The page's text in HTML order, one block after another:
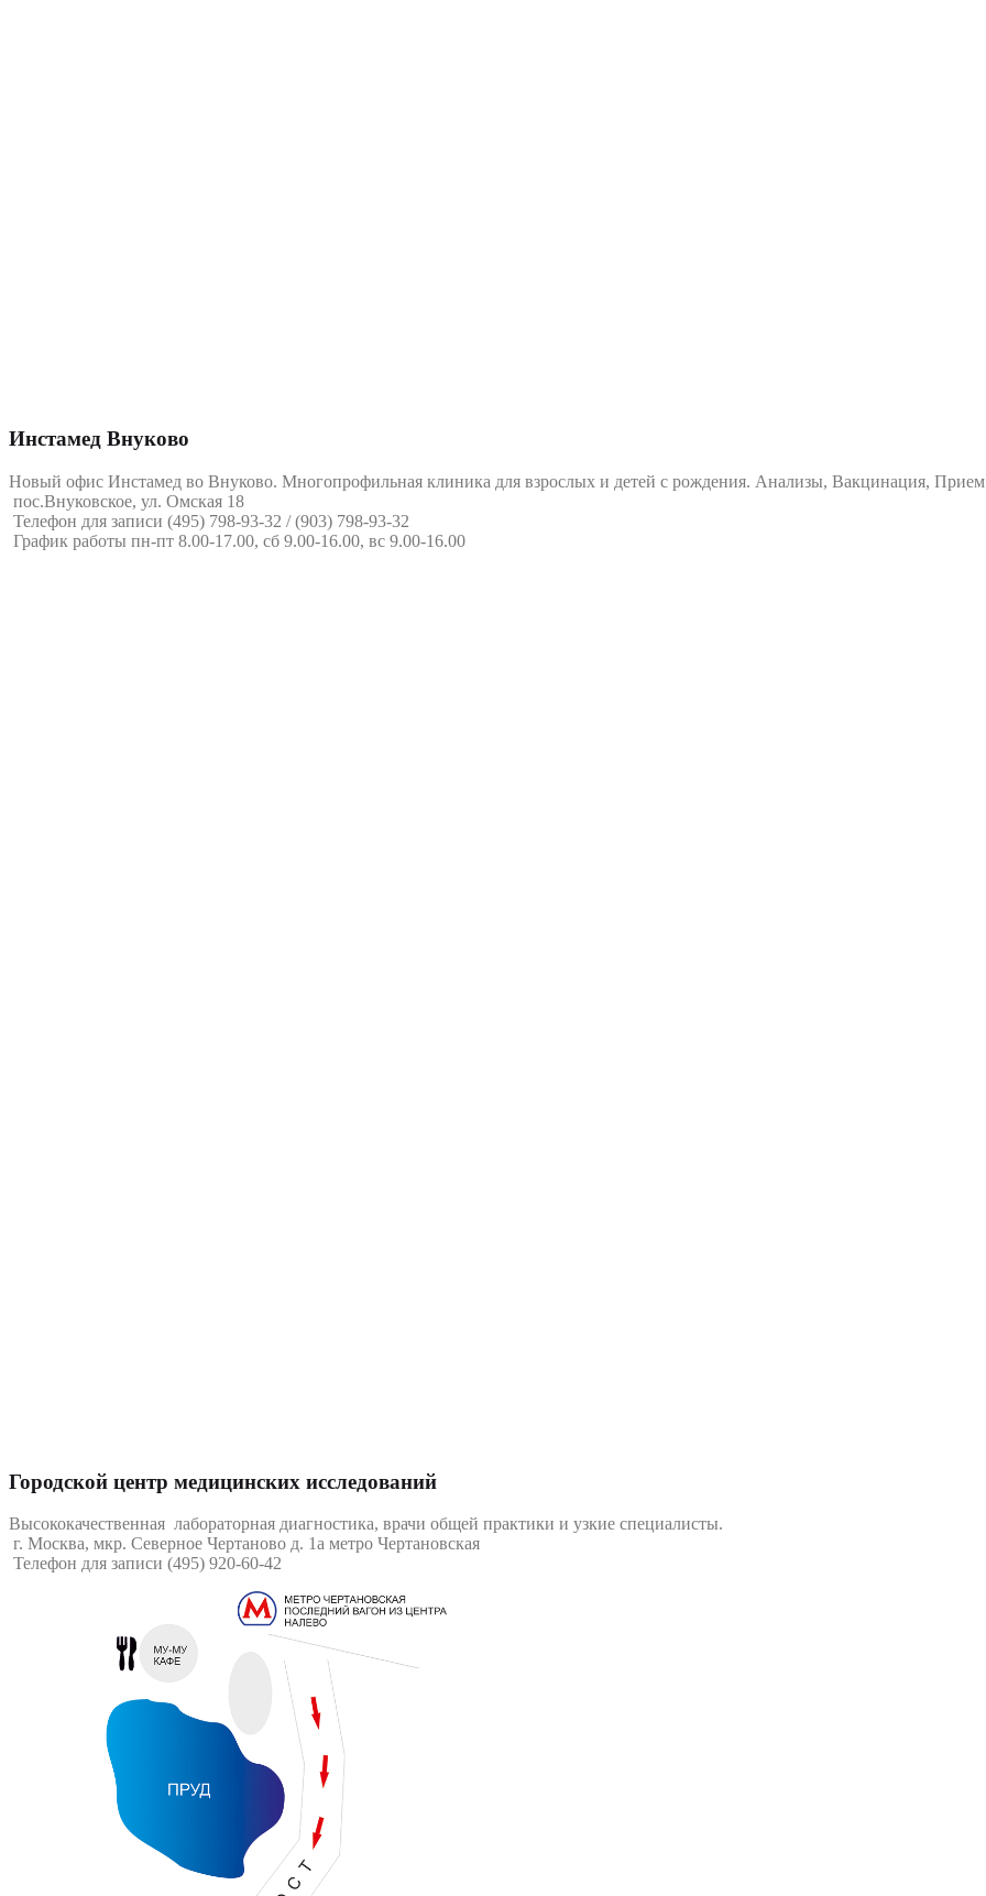
Инстамед Внуково
Новый офис Инстамед во Внуково. Многопрофильная клиника для взрослых и детей с рождения. Анализы, Вакцинация, Прием
пос.Внуковское, ул. Омская 18
Телефон для записи (495) 798-93-32 / (903) 798-93-32
График работы пн-пт 8.00-17.00, сб 9.00-16.00, вс 9.00-16.00
Городской центр медицинских исследований
Высококачественная лабораторная диагностика, врачи общей практики и узкие специалисты.
г. Москва, мкр. Северное Чертаново д. 1а метро Чертановская
Телефон для записи (495) 920-60-42